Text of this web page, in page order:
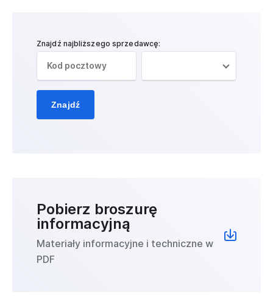
Znajdź najbliższego sprzedawcę:
Znajdź
Pobierz broszurę
informacyjną
Materiały informacyjne i techniczne w
PDF